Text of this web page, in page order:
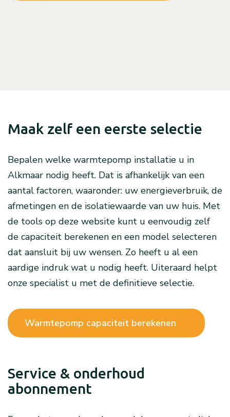
Maak zelf een eerste selectie
Bepalen welke warmtepomp installatie u in
Alkmaar nodig heeft. Dat is afhankelijk van een
aantal factoren, waaronder: uw energieverbruik, de
afmetingen en de isolatiewaarde van uw huis. Met
de tools op deze website kunt u eenvoudig zelf
de capaciteit berekenen en een model selecteren
dat aansluit bij uw wensen. Zo heeft u al een
aardige indruk wat u nodig heeft. Uiteraard helpt
onze specialist u met de definitieve selectie.
Warmtepomp capaciteit berekenen
Service & onderhoud
abonnement